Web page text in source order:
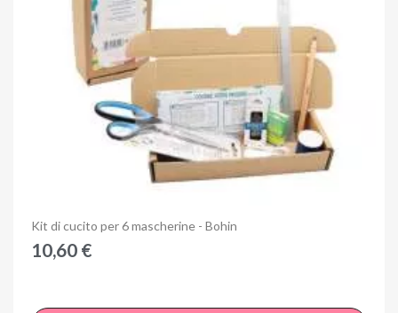
Anteprima
Kit di cucito per 6 mascherine - Bohin
10,60 €